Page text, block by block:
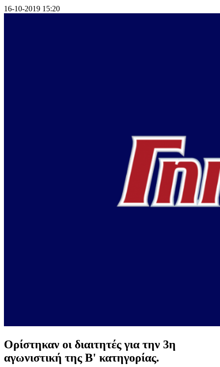
16-10-2019 15:20
Ορίστηκαν οι διαιτητές για την 3η
αγωνιστική της Β' κατηγορίας.